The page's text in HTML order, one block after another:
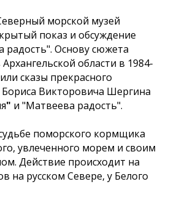
морской музей
показ и обсуждение
Основу сюжета
области в 1984-
сказы прекрасного
Бориса Викторовича Шергина
" и "Матвеева радость".
поморского кормщика
увлеченного морем и своим
Действие происходит на
на русском Севере, у Белого